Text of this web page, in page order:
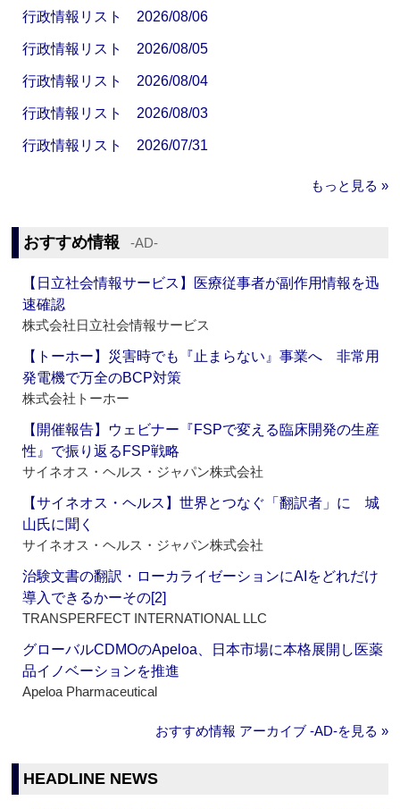
行政情報リスト 2026/08/06
行政情報リスト 2026/08/05
行政情報リスト 2026/08/04
行政情報リスト 2026/08/03
行政情報リスト 2026/07/31
もっと見る »
おすすめ情報 ‐AD‐
【日立社会情報サービス】医療従事者が副作用情報を迅
速確認
株式会社日立社会情報サービス
【トーホー】災害時でも『止まらない』事業へ 非常用
発電機で万全のBCP対策
株式会社トーホー
【開催報告】ウェビナー『FSPで変える臨床開発の生産
性』で振り返るFSP戦略
サイネオス・ヘルス・ジャパン株式会社
【サイネオス・ヘルス】世界とつなぐ「翻訳者」に 城
山氏に聞く
サイネオス・ヘルス・ジャパン株式会社
治験文書の翻訳・ローカライゼーションにAIをどれだけ
導入できるかーその[2]
TRANSPERFECT INTERNATIONAL LLC
グローバルCDMOのApeloa、日本市場に本格展開し医薬
品イノベーションを推進
Apeloa Pharmaceutical
おすすめ情報 アーカイブ ‐AD‐を見る »
HEADLINE NEWS